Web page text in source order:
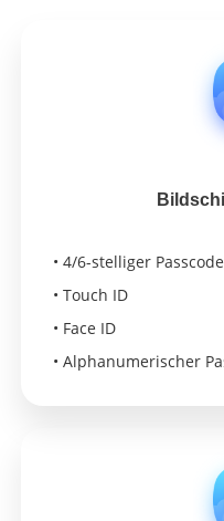
• 4/6-stelliger Passcode
• Touch ID
• Face ID
• Alphanumerischer